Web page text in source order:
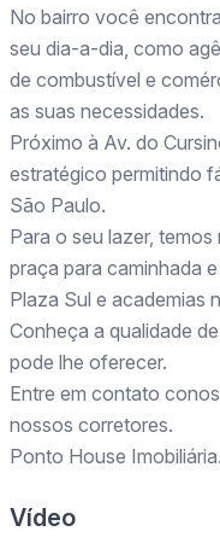
No bairro você
seu dia-a-dia, como
de combustível e
as suas necessidades.
Próximo à Av. do
estratégico permitindo
São Paulo.
Para o seu lazer,
praça para caminhada
Plaza Sul e academias
Conheça a qualidade
pode lhe oferecer.
Entre em contato
nossos corretores.
Ponto House Imobiliária.
Vídeo